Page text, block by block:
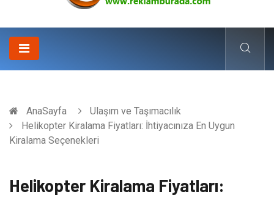
AnaSayfa
Ulaşım ve Taşımacılık
Helikopter Kiralama Fiyatları: İhtiyacınıza En Uygun
Kiralama Seçenekleri
Helikopter Kiralama Fiyatları: